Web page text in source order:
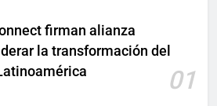
firman alianza
la transformación del
01